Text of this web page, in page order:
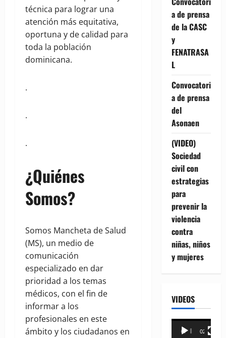
técnica para lograr una
atención más equitativa,
oportuna y de calidad para
toda la población
dominicana.
.
.
.
¿Quiénes
Somos?
Somos Mancheta de Salud
(MS), un medio de
comunicación
especializado en dar
prioridad a los temas
médicos, con el fin de
informar a los
profesionales en este
ámbito y los ciudadanos en
a de prensa
de la CASC
y
FENATRASA
L
Convocatori
a de prensa
del
Asonaen
(VIDEO)
Sociedad
civil con
estrategias
para
prevenir la
violencia
contra
niñas, niños
y mujeres
VIDEOS
Reproductor
00:00 02:18